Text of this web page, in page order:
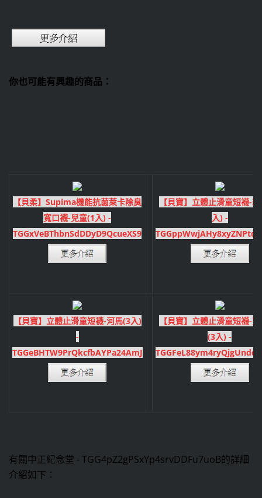
你也可能有興趣的商品：
【貝柔】Supima機能抗菌萊卡除臭
寬口襪-兒童(1入) -
TGGxVeBThbnSdDDyD9QcueXS9
【貝寶】立體止滑童短襪-
入) -
【貝寶】立體止滑童短襪-河馬(3入)
-
TGGeBHTW9PrQkcfbAYPa24AmJ
【貝寶】立體止滑童短襪-
(3入) -
有關中正紀念堂 - TGG4pZ2gPSxYp4srvDDFu7uoB的詳細
介紹如下：